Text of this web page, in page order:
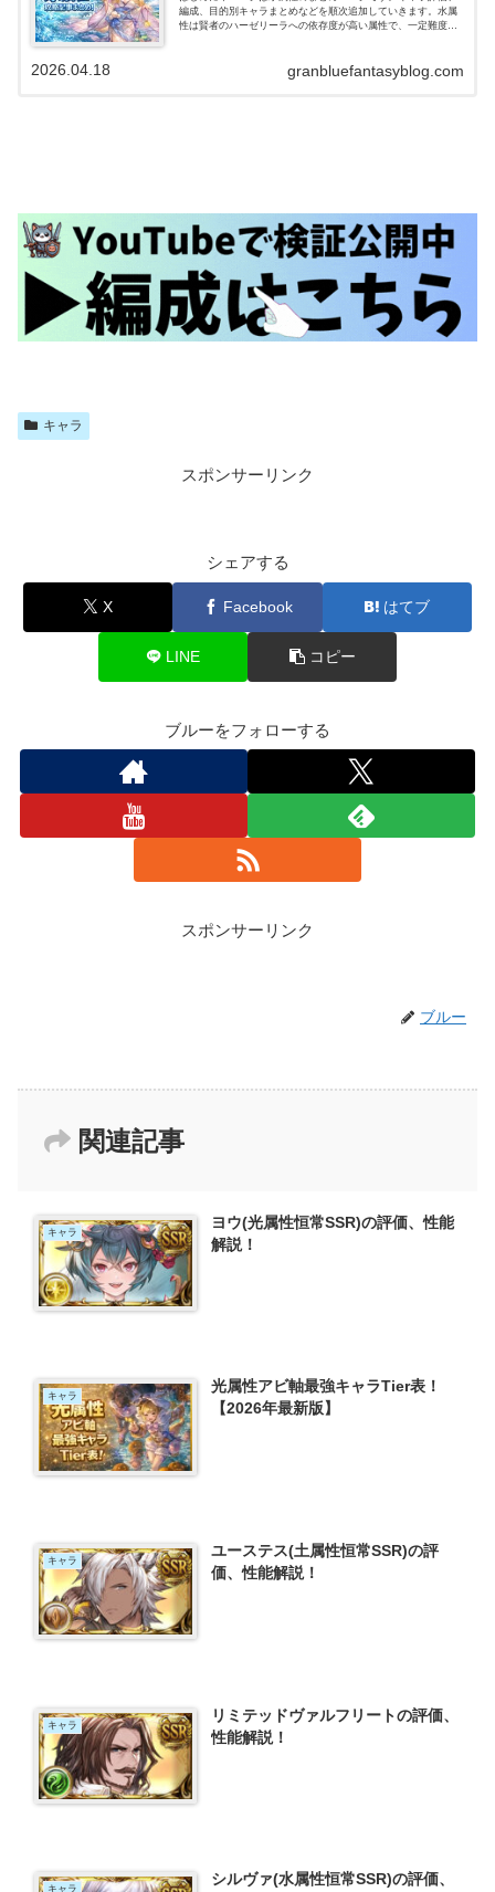
編成、目的別キャラまとめなどを順次追加していきます。水属
性は賢者のハーゼリーラへの依存度が高い属性で、一定難度ま
granbluefantasyblog.com
2026.04.18
キャラ
スポンサーリンク
シェアする
X Facebook はてブ
LINE コピー
ブルーをフォローする
スポンサーリンク
ブルー
関連記事
キャラ
ヨウ(光属性恒常SSR)の評価、性能
解説！
キャラ
光属性アビ軸最強キャラTier表！
【2026年最新版】
キャラ
ユーステス(土属性恒常SSR)の評
価、性能解説！
キャラ
リミテッドヴァルフリートの評価、
性能解説！
キャラ
シルヴァ(水属性恒常SSR)の評価、